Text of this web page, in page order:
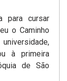
para cursar
o Caminho
à primeira
de São